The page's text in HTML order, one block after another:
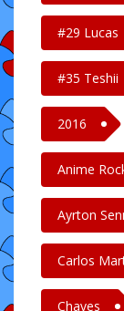
#29 Lucas
#35 Teshii
2016
Anime
Ayrton
Carlos
Chaves